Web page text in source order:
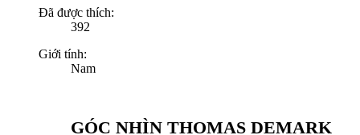
Đã được thích:
392
Giới tính:
Nam
GÓC NHÌN THOMAS DEMARK